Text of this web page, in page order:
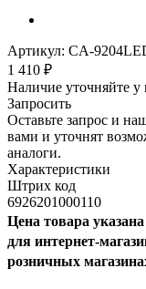
Артикул: CA-
1 410 ₽
Наличие уточняйте у
Запросить
Оставьте запрос и
вами и уточнят
аналоги.
Характеристики
Штрих код
6926201000110
Цена товара
для интернет-
розничных